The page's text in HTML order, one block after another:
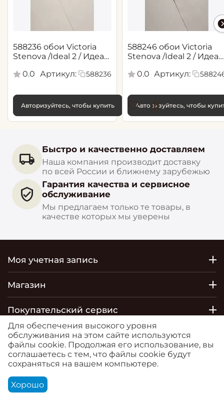
588236 обои Victoria
Stenova /Ideal 2 / Идеал
0.0 Артикул: 588236
Авторизуйтесь, чтобы купить
588246 обои Victoria
Stenova /Ideal 2 / Идеал
0.0 Артикул:
Авторизуйтесь, чтобы
Быстро и качественно доставляем
Наша компания производит доставку
по всей России и ближнему зарубежью
Гарантия качества и сервисное
обслуживание
Мы предлагаем только те товары, в
качестве которых мы уверены
Моя учетная запись
Магазин
Покупательский сервис
Контакты
© 2026 РОСТОБОИ ДВО. Сайт
котором представлен товар компании ООО
"Ростобои" и ИП Деминова Василия Олеговича.
Меню
Для обеспечения высокого уровня
обслуживания на этом сайте используются
файлы cookie. Продолжая его использование, вы
соглашаетесь с тем, что файлы cookie будут
сохраняться на вашем компьютере.
Хорошо